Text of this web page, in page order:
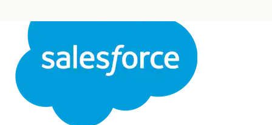
Cerrar Cerrar